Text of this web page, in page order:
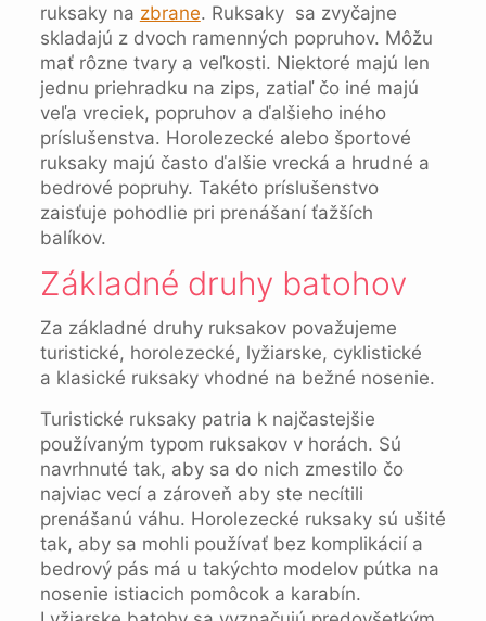
ruksaky na zbrane. Ruksaky sa zvyčajne
skladajú z dvoch ramenných popruhov. Môžu
mať rôzne tvary a veľkosti. Niektoré majú len
jednu priehradku na zips, zatiaľ čo iné majú
veľa vreciek, popruhov a ďalšieho iného
príslušenstva. Horolezecké alebo športové
ruksaky majú často ďalšie vrecká a hrudné a
bedrové popruhy. Takéto príslušenstvo
zaisťuje pohodlie pri prenášaní ťažších
balíkov.
Základné druhy batohov
Za základné druhy ruksakov považujeme
turistické, horolezecké, lyžiarske, cyklistické
a klasické ruksaky vhodné na bežné nosenie.
Turistické ruksaky patria k najčastejšie
používaným typom ruksakov v horách. Sú
navrhnuté tak, aby sa do nich zmestilo čo
najviac vecí a zároveň aby ​​ste necítili
prenášanú váhu. Horolezecké ruksaky sú ušité
tak, aby sa mohli používať bez komplikácií a
bedrový pás má u takýchto modelov pútka na
nosenie istiacich pomôcok a karabín.